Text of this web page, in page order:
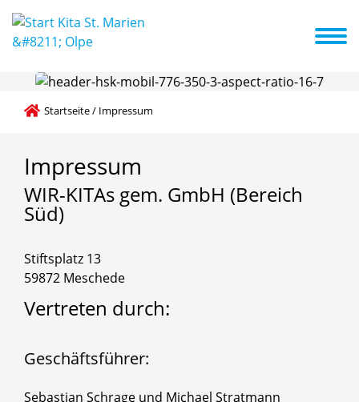
Unsere Einrichtung KooperationenNews
Startseite/ Impressum
Impressum
WIR-KITAs gem. GmbH (Bereich
Süd)
Stiftsplatz 13
59872 Meschede
Vertreten durch:
Geschäftsführer:
Sebastian Schrage und Michael Stratmann